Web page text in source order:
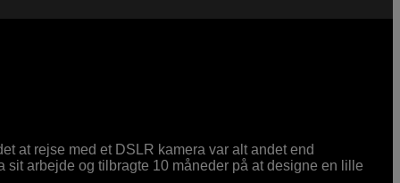
at rejse med et DSLR kamera var alt andet end
arbejde og tilbragte 10 måneder på at designe en lille